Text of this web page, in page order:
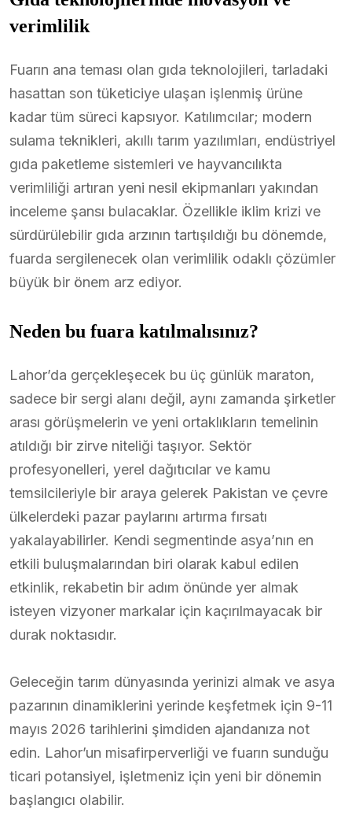
verimlilik
Fuarın ana teması olan gıda teknolojileri, tarladaki
hasattan son tüketiciye ulaşan işlenmiş ürüne
kadar tüm süreci kapsıyor. Katılımcılar; modern
sulama teknikleri, akıllı tarım yazılımları, endüstriyel
gıda paketleme sistemleri ve hayvancılıkta
verimliliği artıran yeni nesil ekipmanları yakından
inceleme şansı bulacaklar. Özellikle iklim krizi ve
sürdürülebilir gıda arzının tartışıldığı bu dönemde,
fuarda sergilenecek olan verimlilik odaklı çözümler
büyük bir önem arz ediyor.
Neden bu fuara katılmalısınız?
Lahor’da gerçekleşecek bu üç günlük maraton,
sadece bir sergi alanı değil, aynı zamanda şirketler
arası görüşmelerin ve yeni ortaklıkların temelinin
atıldığı bir zirve niteliği taşıyor. Sektör
profesyonelleri, yerel dağıtıcılar ve kamu
temsilcileriyle bir araya gelerek Pakistan ve çevre
ülkelerdeki pazar paylarını artırma fırsatı
yakalayabilirler. Kendi segmentinde asya’nın en
etkili buluşmalarından biri olarak kabul edilen
etkinlik, rekabetin bir adım önünde yer almak
isteyen vizyoner markalar için kaçırılmayacak bir
durak noktasıdır.
Geleceğin tarım dünyasında yerinizi almak ve asya
pazarının dinamiklerini yerinde keşfetmek için 9-11
mayıs 2026 tarihlerini şimdiden ajandanıza not
edin. Lahor’un misafirperverliği ve fuarın sunduğu
ticari potansiyel, işletmeniz için yeni bir dönemin
başlangıcı olabilir.